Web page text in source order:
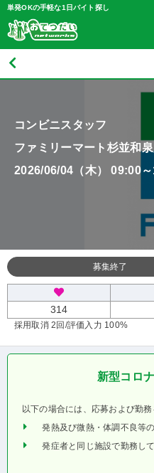
単発OKの手軽な1日バイト探し
コンビニスタッフ
ファミリーマート杉並和
2026/06/04（木） 09:00
募集終了
314
採用取消 2回 /評価入力 100%
新型コロ
以下の場合には、応募および勤
発熱及び微熱・体調不良等
発症者と同じ施設で勤務し